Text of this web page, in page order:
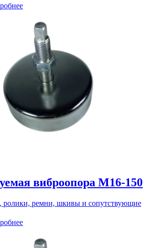
виброопора М16-150
ролики, ремни, шкивы и сопутствующие